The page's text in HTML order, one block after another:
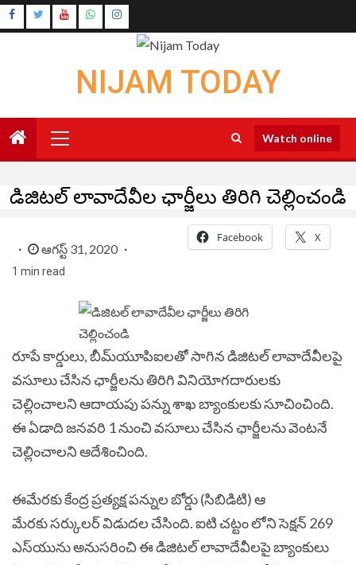
Skip
to
Instagram
NIJAM TODAY
Menu
Watch online
డిజిటల్ లావాదేవీల ఛార్జీలు తిరిగి చెల్లించండి
ఆగస్ట్ 31, 2020
1 min read
Facebook X
రూపే కార్డులు, బీమ్‌యూపిఐలతో సాగిన డిజిటల్ లావాదేవీలపై
వసూలు చేసిన ఛార్జీలను తిరిగి వినియోగదారులకు
చెల్లించాలని ఆదాయపు పన్ను శాఖ బ్యాంకులకు సూచించింది.
ఈ ఏడాది జనవరి 1 నుంచి వసూలు చేసిన ఛార్జీలను వెంటనే
చెల్లించాలని ఆదేశించింది.
ఈమేరకు కేంద్ర ప్రత్యక్ష పన్నుల బోర్డు (సిబిడిటి) ఆ
మేరకు సర్కులర్ విడుదల చేసింది. ఐటి చట్టం లోని సెక్షన్ 269
ఎస్‌యును అనుసరించి ఈ డిజిటల్ లావాదేవీలపై బ్యాంకులు